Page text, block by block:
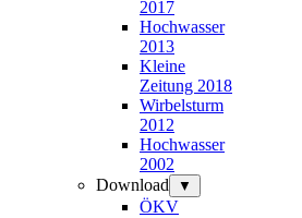
2017
Hochwasser
2013
Kleine
Zeitung 2018
Wirbelsturm
2012
Hochwasser
2002
Download
▼
ÖKV